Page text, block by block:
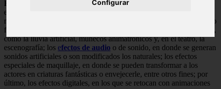
Configurar
Existen diversos tipos de efectos especiales
encuentran: los efectos visuales o fotográficos, en donde se
manipulan las imágenes presentes en el film; los efectos mecánicos o
físicos, que son puesto en práctica durante el rodaje de cierta escena,
como la lluvia artificial, muñecos animatrónicos y, en el teatro, la
escenografía; los efectos de audio o de sonido, en donde se generan
sonidos artificiales o son modificados los naturales; los efectos
especiales de maquillaje, en donde se pueden transformar a los
actores en criaturas fantásticas o envejecerle, entre otros fines; por
último, los efectos digitales, en los que se retocan con animaciones